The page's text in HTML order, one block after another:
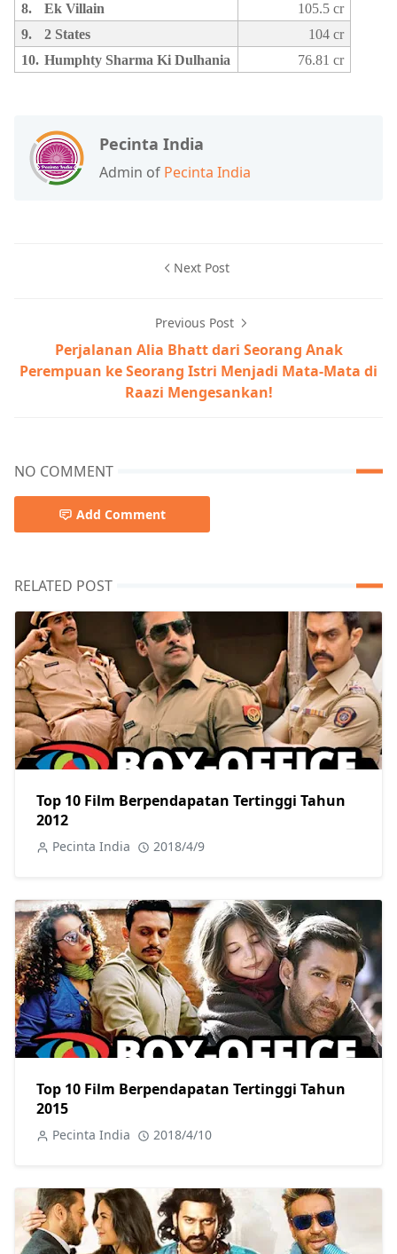
8.
Ek Villain
105.5 cr
9.
2 States
104 cr
10. Humphty Sharma Ki Dulhania 76.81 cr
Pecinta India
Admin of Pecinta India
Next Post
Previous Post
Perjalanan Alia Bhatt dari Seorang Anak
Perempuan ke Seorang Istri Menjadi Mata-Mata di
Raazi Mengesankan!
NO COMMENT
Add Comment
RELATED POST
Top 10 Film Berpendapatan Tertinggi Tahun
2012
Pecinta India 2018/4/9
Top 10 Film Berpendapatan Tertinggi Tahun
2015
Pecinta India 2018/4/10